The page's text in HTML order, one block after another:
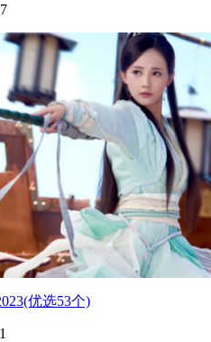
优选53个)